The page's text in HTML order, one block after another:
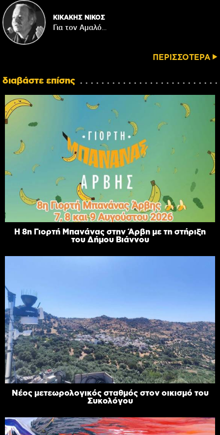
ΚΙΚΑΚΗΣ ΝΙΚΟΣ
Για τον Αμαλό…
ΠΕΡΙΣΣΟΤΕΡΑ
διαβάστε επίσης
Η 8η Γιορτή Μπανάνας στην Άρβη με τη στήριξη
του Δήμου Βιάννου
Νέος μετεωρολογικός σταθμός στον οικισμό του
Συκολόγου